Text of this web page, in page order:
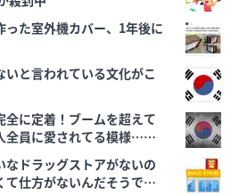
った室外機カバー、1年後に
と言われている文化がこ
に定着！ブームを超えて
全員に愛されてる模様…
ドラッグストアがないの
て仕方がないんだそうで